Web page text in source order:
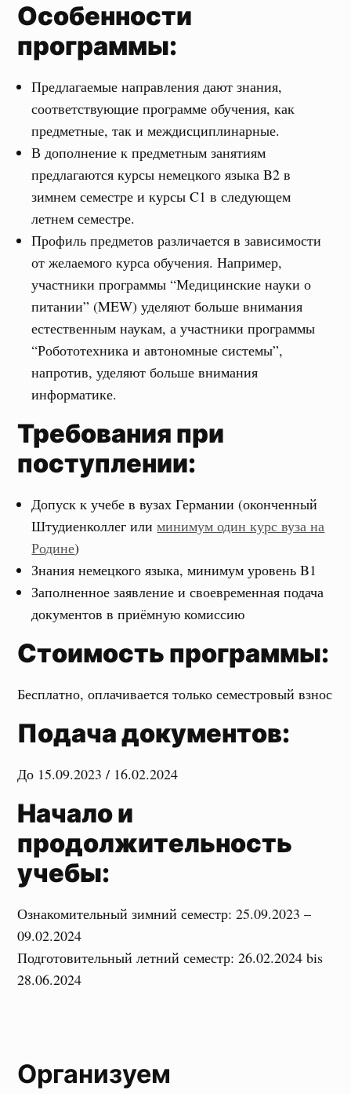
Особенности
программы:
Предлагаемые направления дают знания,
соответствующие программе обучения, как
предметные, так и междисциплинарные.
В дополнение к предметным занятиям
предлагаются курсы немецкого языка B2 в
зимнем семестре и курсы C1 в следующем
летнем семестре.
Профиль предметов различается в зависимости
от желаемого курса обучения. Например,
участники программы “Медицинские науки о
питании” (MEW) уделяют больше внимания
естественным наукам, а участники программы
“Робототехника и автономные системы”,
напротив, уделяют больше внимания
информатике.
Требования при
поступлении:
Допуск к учебе в вузах Германии (оконченный
Штудиенколлег илиминимум один курс вуза на
Родине)
Знания немецкого языка, минимум уровень B1
Заполненное заявление и своевременная подача
документов в приёмную комиссию
Стоимость программы:
Бесплатно, оплачивается только семестровый взнос
Подача документов:
До 15.09.2023 / 16.02.2024
Начало и
продолжительность
учебы:
Ознакомительный зимний семестр: 25.09.2023 –
09.02.2024
Подготовительный летний семестр: 26.02.2024 bis
28.06.2024
Организуем